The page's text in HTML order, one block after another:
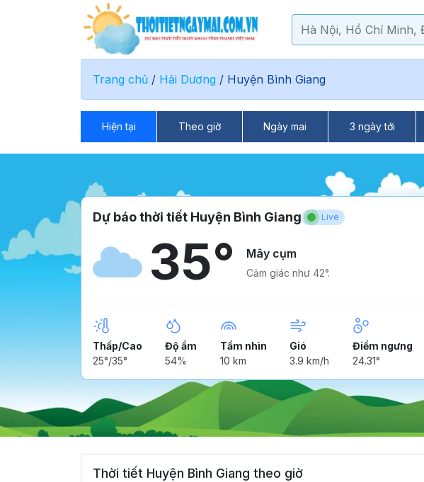
Trang chủ / Hải Dương / Huyện Bình Giang
Hiện tại Theo giờ Ngày mai 3 ngày tới
Dự báo thời tiết Huyện Bình Giang Live
35° Mây cụm
Cảm giác như 42°.
Thấp/Cao
25°/35°
Độ ẩm
54%
Tầm nhìn
10 km
Gió
3.9 km/h
Điểm ngưng
24.31°
Thời tiết Huyện Bình Giang theo giờ